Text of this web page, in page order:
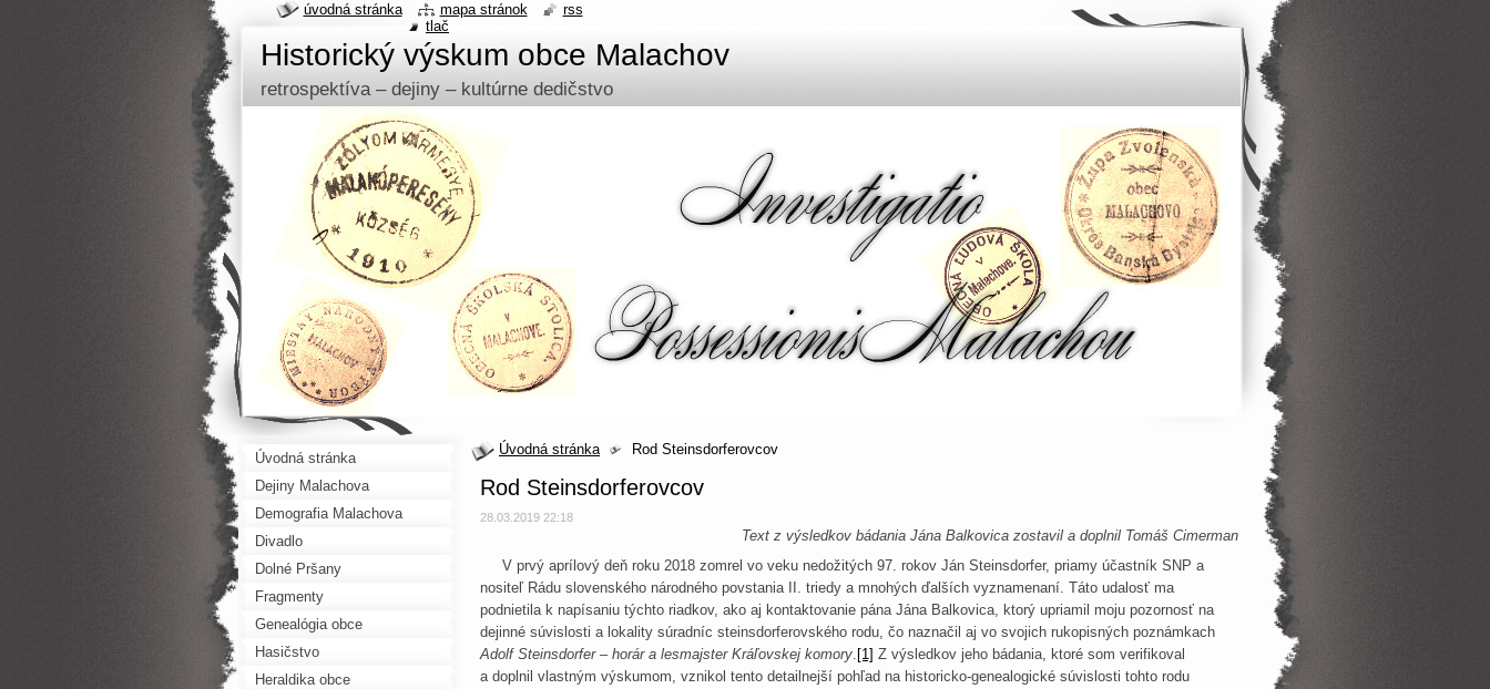
Historický výskum obce Malachov
retrospektíva – dejiny – kultúrne dedičstvo
Úvodná stránka Rod Steinsdorferovcov
Rod Steinsdorferovcov
28.03.2019 22:18
Text z výsledkov bádania Jána Balkovica zostavil a doplnil Tomáš Cimerman
V prvý aprílový deň roku 2018 zomrel vo veku nedožitých 97. rokov Ján Steinsdorfer, priamy účastník SNP a
nositeľ Rádu slovenského národného povstania II. triedy a mnohých ďalších vyznamenaní. Táto udalosť ma
podnietila k napísaniu týchto riadkov, ako aj kontaktovanie pána Jána Balkovica, ktorý upriamil moju pozornosť na
dejinné súvislosti a lokality súradníc steinsdorferovského rodu, čo naznačil aj vo svojich rukopisných poznámkach
Adolf Steinsdorfer – horár a lesmajster Kráľovskej komory. [1] Z výsledkov jeho bádania, ktoré som verifikoval
a doplnil vlastným výskumom, vznikol tento detailnejší pohľad na historicko-genealogické súvislosti tohto rodu
Úvodná stránka
Dejiny Malachova
Demografia Malachova
Divadlo
Dolné Pršany
Fragmenty
Genealógia obce
Hasičstvo
Heraldika obce
úvodná stránka mapa stránok
rss
tlač